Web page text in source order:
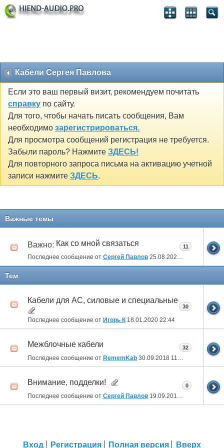
Кабели Сергея Павлова
Если это ваш первый визит, рекомендуем почитать
справку по сайту.
Для того, чтобы начать писать сообщения, Вам
необходимо зарегистрироваться.
Для просмотра сообщений регистрация не требуется.
Забыли пароль? Нажмите ЗДЕСЬ!
Для повторного запроса письма на активацию учетной
записи нажмите ЗДЕСЬ.
Важные темы
Важно: Как со мной связаться
Последнее сообщение от Сергей Павлов 25.08.2023
11
Тем
Кабели для АС, силовые и специальные
Последнее сообщение от Игорь К 18.01.2020 22:44
30
Межблочные кабели
Последнее сообщение от RememKab 30.09.2018 11:40
32
Внимание, подделки!
Последнее сообщение от Сергей Павлов 19.09.2015 12:41
0
Вход Регистрация Полная версия Вверх